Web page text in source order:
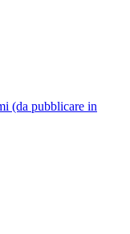
(da pubblicare in